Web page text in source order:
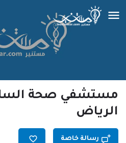
مستشفي صحة
الرياض
رسالة خاصة